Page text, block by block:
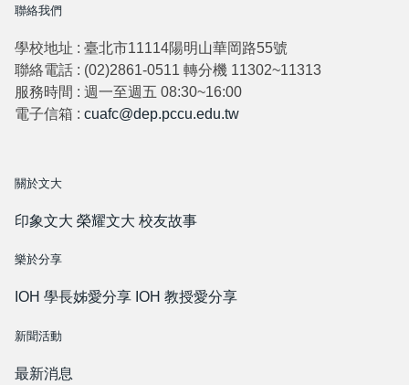
聯絡我們
學校地址 : 臺北市11114陽明山華岡路55號
聯絡電話 : (02)2861-0511 轉分機 11302~11313
服務時間 : 週一至週五 08:30~16:00
電子信箱 : cuafc@dep.pccu.edu.tw
關於文大
印象文大 榮耀文大 校友故事
樂於分享
IOH 學長姊愛分享 IOH 教授愛分享
新聞活動
最新消息